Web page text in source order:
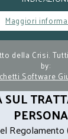
Maggiori
della Crisi.
by:
Software
SUL
Regolamento